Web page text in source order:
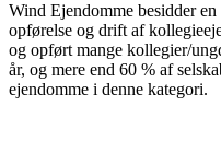
Wind Ejendomme besidder
opførelse og drift af
og opført mange kollegier/
år, og mere end 60 % af
ejendomme i denne kategori.